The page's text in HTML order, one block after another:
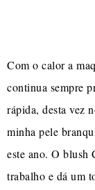
Com o calor a
continua sempre
rápida, desta vez
minha pele
este ano. O blush
trabalho e dá um